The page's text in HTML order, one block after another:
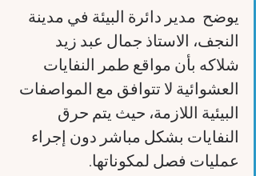
يوضح  مدير دائرة البيئة في مدينة
النجف، الاستاذ جمال عبد زيد
شلاكه بأن مواقع طمر النفايات
العشوائية لا تتوافق مع المواصفات
البيئية اللازمة، حيث يتم حرق
النفايات بشكل مباشر دون إجراء
عمليات فصل لمكوناتها.